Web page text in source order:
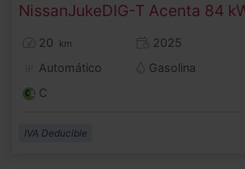
NissanJuke
20 km
2025
Automático
Gasolina
C
IVA Deducible